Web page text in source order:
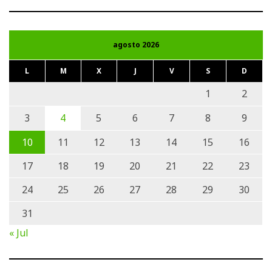
agosto 2026
L M X J V S D
1
2
3
4 5 6 7 8
9
10
11 12 13 14 15
16
17
18 19 20 21 22
23
24
25 26 27 28 29
30
31
« Jul